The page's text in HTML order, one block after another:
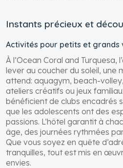
Instants précieux et
Activités pour petits et grands
À l’Ocean Coral and Turquesa,
lever au coucher du soleil, une
attend: aquagym, beach-
ateliers créatifs ou jeux
bénéficient de clubs encadrés
que les adolescents ont des
passions. L’hôtel garantit à
âge, des journées rythmées
Que vous soyez en quête
tranquilles, tout est mis en
envies.